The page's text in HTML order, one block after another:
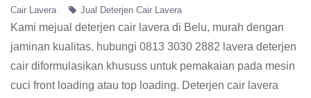
Cair Lavera
Jual Deterjen Cair Lavera
Kami mejual deterjen cair lavera di Belu, murah dengan
jaminan kualitas. hubungi 0813 3030 2882 lavera deterjen
cair diformulasikan khususs untuk pemakaian pada mesin
cuci front loading atau top loading. Deterjen cair lavera